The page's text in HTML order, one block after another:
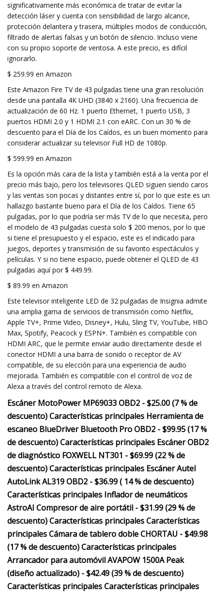
significativamente más económica de tratar de evitar la
detección láser y cuenta con sensibilidad de largo alcance,
protección delantera y trasera, múltiples modos de conducción,
filtrado de alertas falsas y un botón de silencio. Incluso viene
con su propio soporte de ventosa. A este precio, es difícil
ignorarlo.
$ 259.99 en Amazon
Este Amazon Fire TV de 43 pulgadas tiene una gran resolución
desde una pantalla 4K UHD (3840 x 2160). Una frecuencia de
actualización de 60 Hz. 1 puerto Ethernet, 1 puerto USB, 3
puertos HDMI 2.0 y 1 HDMI 2.1 con eARC. Con un 30 % de
descuento para el Día de los Caídos, es un buen momento para
considerar actualizar su televisor Full HD de 1080p.
$ 599.99 en Amazon
Es la opción más cara de la lista y también está a la venta por el
precio más bajo, pero los televisores QLED siguen siendo caros
y las ventas son pocas y distantes entre sí, por lo que este es un
hallazgo bastante bueno para el Día de los Caídos. Tiene 65
pulgadas, por lo que podría ser más TV de lo que necesita, pero
el modelo de 43 pulgadas cuesta solo $ 200 menos, por lo que
si tiene el presupuesto y el espacio, este es el indicado para
juegos, deportes y transmisión de su favorito espectáculos y
películas. Y si no tiene espacio, puede obtener el QLED de 43
pulgadas aquí por $ 449.99.
$ 89.99 en Amazon
Este televisor inteligente LED de 32 pulgadas de Insignia admite
una amplia gama de servicios de transmisión como Netflix,
Apple TV+, Prime Video, Disney+, Hulu, Sling TV, YouTube, HBO
Max, Spotify, Peacock y ESPN+. También es compatible con
HDMI ARC, que le permite enviar audio directamente desde el
conector HDMI a una barra de sonido o receptor de AV
compatible, de su elección para una experiencia de audio
mejorada. También es compatible con el control de voz de
Alexa a través del control remoto de Alexa.
Escáner MotoPower MP69033 OBD2 - $25.00 (7 % de
descuento) Características principales Herramienta de
escaneo BlueDriver Bluetooth Pro OBD2 - $99.95 (17 %
de descuento) Características principales Escáner OBD2
de diagnóstico FOXWELL NT301 - $69.99 (22 % de
descuento) Características principales Escáner Autel
AutoLink AL319 OBD2 - $36.99 ( 14 % de descuento)
Características principales Inflador de neumáticos
AstroAI Compresor de aire portátil - $31.99 (29 % de
descuento) Características principales Características
principales Cámara de tablero doble CHORTAU - $49.98
(17 % de descuento) Características principales
Arrancador para automóvil AVAPOW 1500A Peak
(diseño actualizado) - $42.49 (39 % de descuento)
Características principales Características principales